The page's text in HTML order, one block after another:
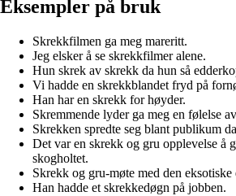
Eksempler på bruk
Skrekkfilmen ga meg mareritt.
Jeg elsker å se skrekkfilmer alene.
Hun skrek av skrekk da hun så
Vi hadde en skrekkblandet fryd på
Han har en skrekk for høyder.
Skremmende lyder ga meg en følelse
Skrekken spredte seg blant publikum
Det var en skrekk og gru opplevelse å
skogholtet.
Skrekk og gru-møte med den eksotiske
Han hadde et skrekkedøgn på jobben.